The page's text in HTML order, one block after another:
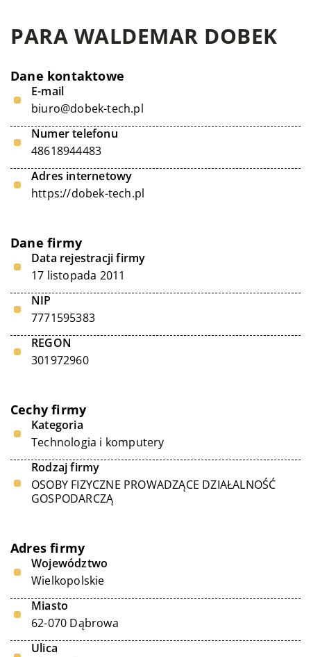
PARA WALDEMAR DOBEK
Dane kontaktowe
E-mail
biuro@dobek-tech.pl
Numer telefonu
48618944483
Adres internetowy
https://dobek-tech.pl
Dane firmy
Data rejestracji firmy
17 listopada 2011
NIP
7771595383
REGON
301972960
Cechy firmy
Kategoria
Technologia i komputery
Rodzaj firmy
OSOBY FIZYCZNE PROWADZĄCE DZIAŁALNOŚĆ
GOSPODARCZĄ
Adres firmy
Województwo
Wielkopolskie
Miasto
62-070 Dąbrowa
Ulica